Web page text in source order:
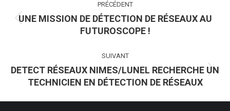
ARTICLE
PRÉCÉDENT
Article
:
UNE MISSION DE DÉTECTION DE RÉSEAUX AU
FUTUROSCOPE !
SUIVANT
Article
:
DETECT RÉSEAUX NIMES/LUNEL RECHERCHE UN
TECHNICIEN EN DÉTECTION DE RÉSEAUX